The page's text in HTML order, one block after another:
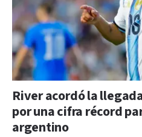
River acordó la
por una cifra récord
argentino